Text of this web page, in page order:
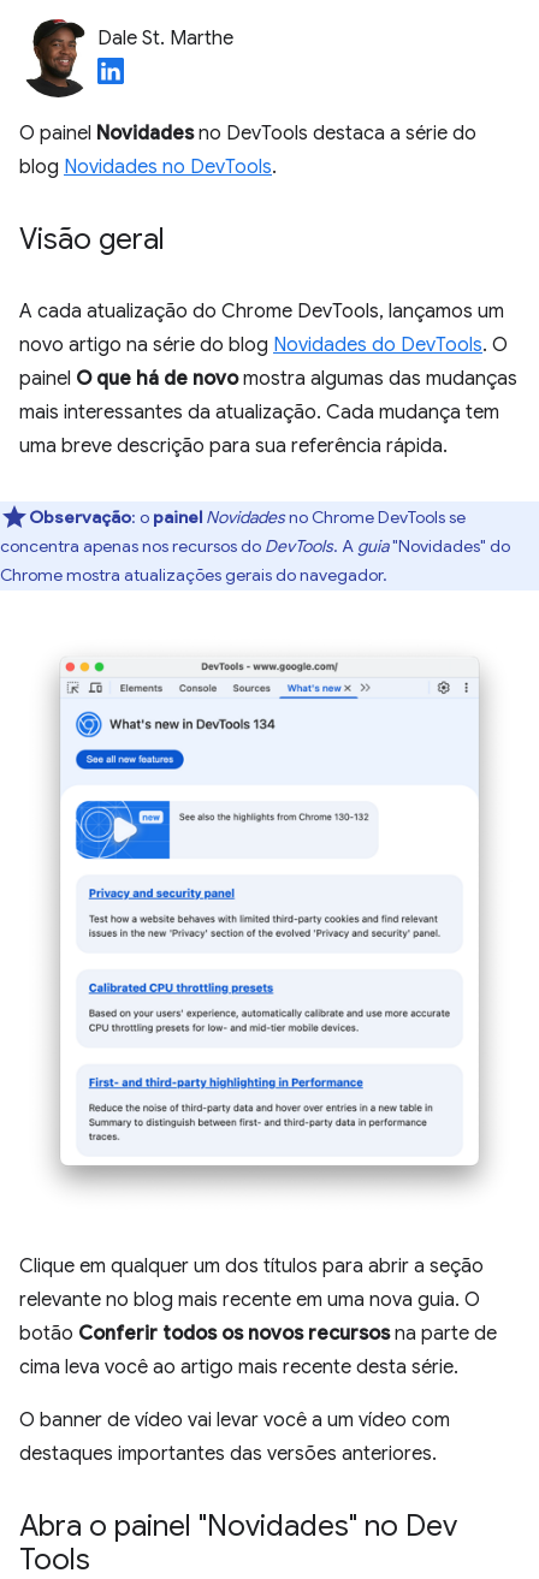
Dale St. Marthe
O painel Novidadesno DevTools destaca a série do
blog Novidades no DevTools.
Visão geral
A cada atualização do Chrome DevTools, lançamos um
novo artigo na série do blog Novidades do DevTools. O
painel O que há de novomostra algumas das mudanças
mais interessantes da atualização. Cada mudança tem
uma breve descrição para sua referência rápida.
Observação: o painel Novidadesno Chrome DevTools se
concentra apenas nos recursos do DevTools. A guia"Novidades" do
Chrome mostra atualizações gerais do navegador.
Clique em qualquer um dos títulos para abrir a seção
relevante no blog mais recente em uma nova guia. O
botão Conferir todos os novos recursosna parte de
cima leva você ao artigo mais recente desta série.
O banner de vídeo vai levar você a um vídeo com
destaques importantes das versões anteriores.
Abra o painel "Novidades" no Dev
Tools